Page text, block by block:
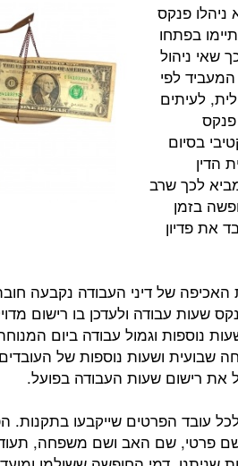
פנקס
בפתחו
שאי ניהול
לפי
לעיתים
בסיום
הדין
לכך שרב
בזמן
את פדיון
של דיני העבודה נקבעה
שעות עבודה ולעדכן בו רישום
נוספות וגמול עבודה ביום
שבועית ושעות נוספות של
את רישום שעות העבודה בפועל.
עובד הפרטים שייקבעו בתקנות.
פרטי, שם האב ושם משפחה,